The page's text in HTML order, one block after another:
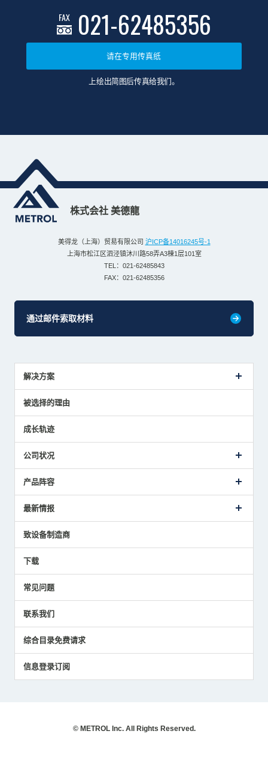
FAX 021-62485356
请在专用传真纸
上绘出简图后传真给我们。
株式会社 美德龍
美得龙（上海）贸易有限公司 沪ICP备14016245号-1
上海市松江区泗泾镇沐川路58弄A3棟1层101室
TEL：021-62485843
FAX：021-62485356
通过邮件索取材料
解决方案
解决方案建议
被选择的理由
成长轨迹
公司状况
致词
主要获奖经历
国家/地区/语言
产品阵容
对刀仪
气压式精密定位传感器
最新情报
美德龙的技术
员工博客
中小企业BCP地震对策
传感器技术指南
社长博客
致设备制造商
下载
常见问题
联系我们
综合目录免费请求
信息登录订阅
© METROL Inc. All Rights Reserved.